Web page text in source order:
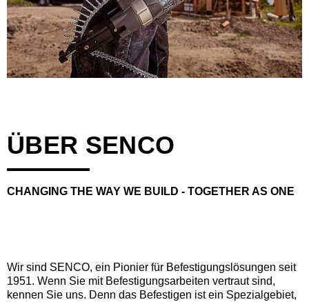
ÜBER SENCO
CHANGING THE WAY WE BUILD - TOGETHER AS ONE
Wir sind SENCO, ein Pionier für Befestigungslösungen seit
1951. Wenn Sie mit Befestigungsarbeiten vertraut sind,
kennen Sie uns. Denn das Befestigen ist ein Spezialgebiet,